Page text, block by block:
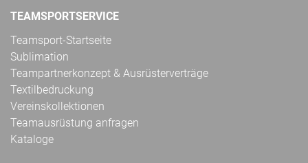
TEAMSPORTSERVICE
Teamsport-Startseite
Sublimation
Teampartnerkonzept & Ausrüsterverträge
Textilbedruckung
Vereinskollektionen
Teamausrüstung anfragen
Kataloge